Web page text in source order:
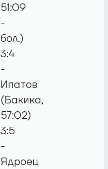
51:09
-
бол.)
3:4
-
Ипатов
(Бакика,
57:02)
3:5
-
Ядроец